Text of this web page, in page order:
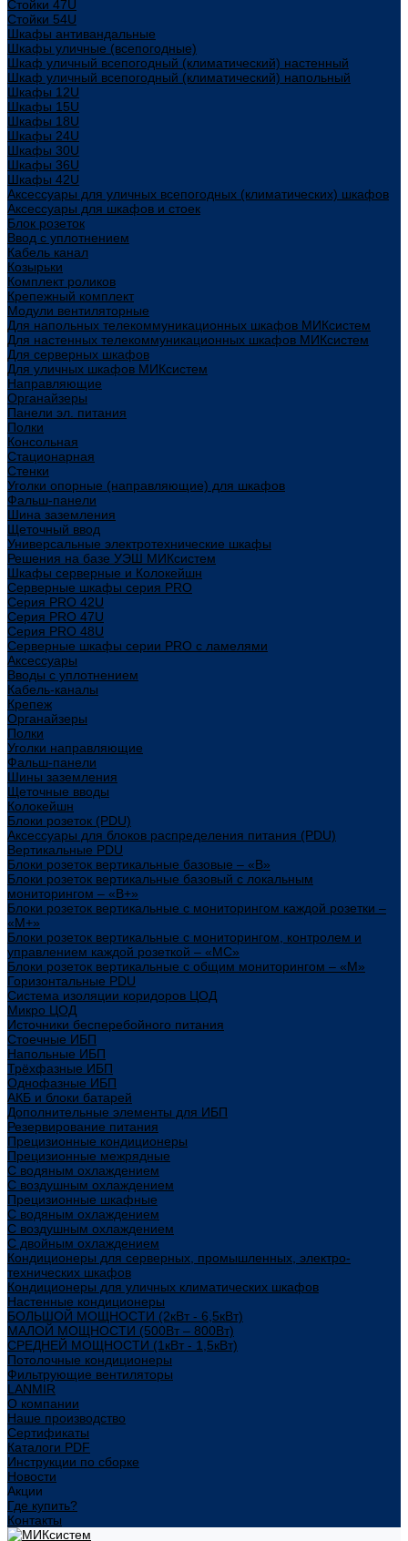
Стойки 47U
Стойки 54U
Шкафы антивандальные
Шкафы уличные (всепогодные)
Шкаф уличный всепогодный (климатический) настенный
Шкаф уличный всепогодный (климатический) напольный
Шкафы 12U
Шкафы 15U
Шкафы 18U
Шкафы 24U
Шкафы 30U
Шкафы 36U
Шкафы 42U
Аксессуары для уличных всепогодных (климатических) шкафов
Аксессуары для шкафов и стоек
Блок розеток
Ввод с уплотнением
Кабель канал
Козырьки
Комплект роликов
Крепежный комплект
Модули вентиляторные
Для напольных телекоммуникационных шкафов МИКсистем
Для настенных телекоммуникационных шкафов МИКсистем
Для серверных шкафов
Для уличных шкафов МИКсистем
Направляющие
Органайзеры
Панели эл. питания
Полки
Консольная
Стационарная
Стенки
Уголки опорные (направляющие) для шкафов
Фальш-панели
Шина заземления
Щеточный ввод
Универсальные электротехнические шкафы
Решения на базе УЭШ МИКсистем
Шкафы серверные и Колокейшн
Серверные шкафы серия PRO
Серия PRO 42U
Серия PRO 47U
Серия PRO 48U
Серверные шкафы серии PRO с ламелями
Аксессуары
Вводы с уплотнением
Кабель-каналы
Крепеж
Органайзеры
Полки
Уголки направляющие
Фальш-панели
Шины заземления
Щеточные вводы
Колокейшн
Блоки розеток (PDU)
Аксессуары для блоков распределения питания (PDU)
Вертикальные PDU
Блоки розеток вертикальные базовые – «В»
Блоки розеток вертикальные базовый с локальным
мониторингом – «В+»
Блоки розеток вертикальные с мониторингом каждой розетки –
«М+»
Блоки розеток вертикальные с мониторингом, контролем и
управлением каждой розеткой – «МС»
Блоки розеток вертикальные с общим мониторингом – «М»
Горизонтальные PDU
Система изоляции коридоров ЦОД
Микро ЦОД
Источники бесперебойного питания
Стоечные ИБП
Напольные ИБП
Трёхфазные ИБП
Однофазные ИБП
АКБ и блоки батарей
Дополнительные элементы для ИБП
Резервирование питания
Прецизионные кондиционеры
Прецизионные межрядные
С водяным охлаждением
С воздушным охлаждением
Прецизионные шкафные
С водяным охлаждением
С воздушным охлаждением
С двойным охлаждением
Кондиционеры для серверных, промышленных, электро-
технических шкафов
Кондиционеры для уличных климатических шкафов
Настенные кондиционеры
БОЛЬШОЙ МОЩНОСТИ (2кВт - 6,5кВт)
МАЛОЙ МОЩНОСТИ (500Вт – 800Вт)
СРЕДНЕЙ МОЩНОСТИ (1кВт - 1,5кВт)
Потолочные кондиционеры
Фильтрующие вентиляторы
LANMIR
О компании
Наше производство
Сертификаты
Каталоги PDF
Инструкции по сборке
Новости
Акции
Где купить?
Контакты